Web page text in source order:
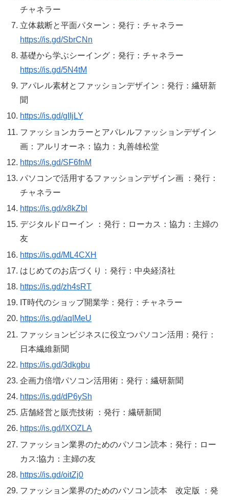
チャネラー
立体裁断と平面パターン：発行：チャネラー
https://is.gd/SbrCNn
基礎から学ぶシーイング：発行：チャネラー
https://is.gd/5N4tM
アパレル素材とファッションデザイン：発行：繊研新
聞
https://is.gd/gIIjLY
ファッションカラーとアパレルファッションデザイン
画：アルリオーネ：協力：丸善雄松堂
https://is.gd/SF6fnM
パソコンで活用するファッションデザイン画 ：発行：
チャネラー
https://is.gd/x8kZbl
デジタルドローイン ：発行：ローカス：協力：主婦の
友
https://is.gd/ML4CXH
はじめてのお店づくり：発行：中央経済社
https://is.gd/zh4sRT
IT時代のショップ開業学：発行：チャネラー
https://is.gd/aqIMeU
ファッションビジネスに役立つパソコン活用：発行：
日本繊維新聞
https://is.gd/3dkgbu
企画力倍増パソコン活用術：発行：繊研新聞
https://is.gd/dP6ySh
店舗経営と販売技術 ：発行：繊研新聞
https://is.gd/IXOZLA
ファッション業界のためのパソコン読本：発行：ロー
カス:協力：主婦の友
https://is.gd/oitZj0
ファッション業界のためのパソコン読本 改定版 ：発